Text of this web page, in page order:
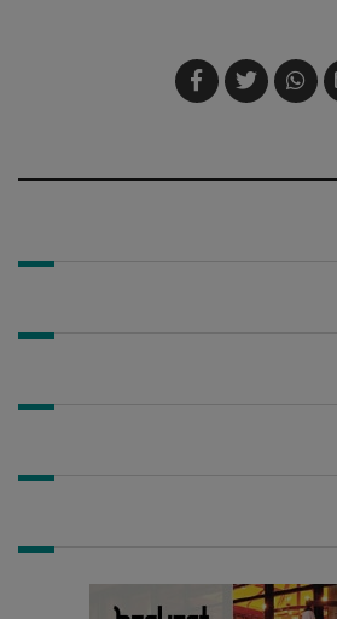
שלח
בדואר
שתף
ב-
צייץ
ב-
שתף
ב-